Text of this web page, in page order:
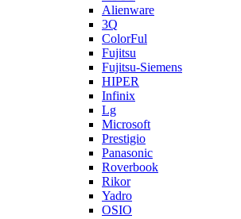
Alienware
3Q
ColorFul
Fujitsu
Fujitsu-Siemens
HIPER
Infinix
Lg
Microsoft
Prestigio
Panasonic
Roverbook
Rikor
Yadro
OSIO